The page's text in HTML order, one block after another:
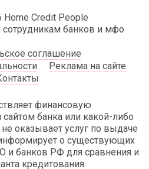
Credit People
банков и мфо
соглашение
Реклама на сайте
финансовую
сайтом банка или какой-либо
оказывает услуг по выдаче
о существующих
и банков РФ для сравнения и
кредитования.